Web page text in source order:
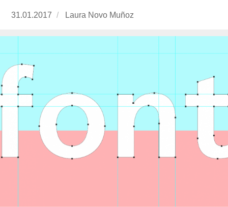
Publicado
31.01.2017
https://www.experimenta.es/author/laura-
Laura Novo Muñoz